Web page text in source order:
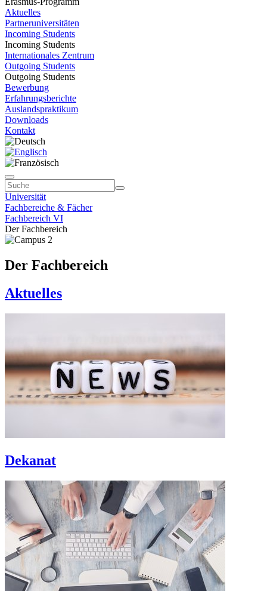
Aktuelles
Partneruniversitäten
Incoming Students
Incoming Students
Internationales Zentrum
Outgoing Students
Outgoing Students
Bewerbung
Erfahrungsberichte
Auslandspraktikum
Downloads
Kontakt
Universität
Fachbereiche & Fächer
Fachbereich VI
Der Fachbereich
Der Fachbereich
Aktuelles
Dekanat